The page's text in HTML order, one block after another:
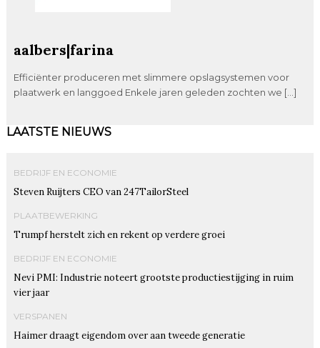
aalbers|farina
Efficiënter produceren met slimmere opslagsystemen voor
plaatwerk en langgoed Enkele jaren geleden zochten we […]
LAATSTE NIEUWS
BEDRIJF EN ECONOMIE
Steven Ruijters CEO van 247TailorSteel
PLAATBEWERKING
Trumpf herstelt zich en rekent op verdere groei
BEDRIJF EN ECONOMIE
Nevi PMI: Industrie noteert grootste productiestijging in ruim
vier jaar
VERSPANEN
Haimer draagt eigendom over aan tweede generatie